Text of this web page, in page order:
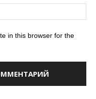
in this browser for the